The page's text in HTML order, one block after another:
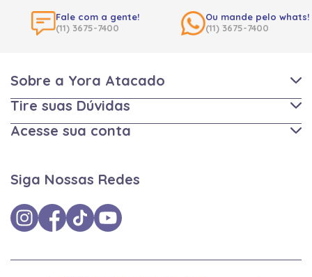
Fale com a gente!
(11) 3675-7400
Ou mande pelo whats!
(11) 3675-7400
Sobre a Yora Atacado
Tire suas Dúvidas
Acesse sua conta
Siga Nossas Redes